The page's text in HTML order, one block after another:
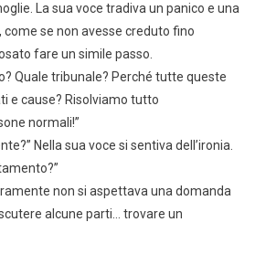
La sua voce tradiva un panico e una
se non avesse creduto fino
fare un simile passo.
Quale tribunale? Perché tutte queste
e cause? Risolviamo tutto
normali!”
Nella sua voce si sentiva dell’ironia.
non si aspettava una domanda
alcune parti… trovare un